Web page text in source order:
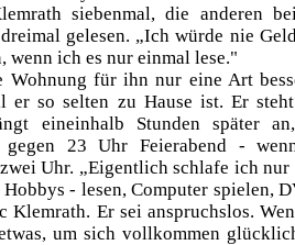
siebenmal, die anderen
gelesen. „Ich würde nie
wenn ich es nur einmal lese."
Wohnung für ihn nur eine Art
er so selten zu Hause ist. Er
eineinhalb Stunden später
23 Uhr Feierabend -
Uhr. „Eigentlich schlafe ich
- lesen, Computer spielen,
Klemrath. Er sei anspruchslos.
um sich vollkommen